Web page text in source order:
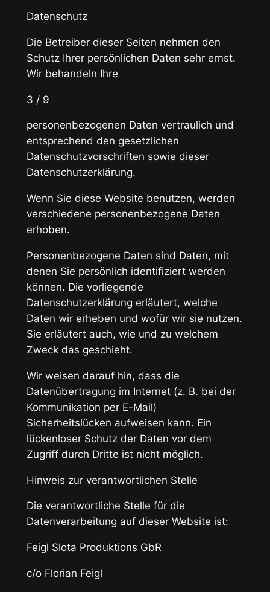
Datenschutz
Die Betreiber dieser Seiten nehmen den
Schutz Ihrer persönlichen Daten sehr ernst.
Wir behandeln Ihre
3 / 9
personenbezogenen Daten vertraulich und
entsprechend den gesetzlichen
Datenschutzvorschriften sowie dieser
Datenschutzerklärung.
Wenn Sie diese Website benutzen, werden
verschiedene personenbezogene Daten
erhoben.
Personenbezogene Daten sind Daten, mit
denen Sie persönlich identifiziert werden
können. Die vorliegende
Datenschutzerklärung erläutert, welche
Daten wir erheben und wofür wir sie nutzen.
Sie erläutert auch, wie und zu welchem
Zweck das geschieht.
Wir weisen darauf hin, dass die
Datenübertragung im Internet (z. B. bei der
Kommunikation per E-Mail)
Sicherheitslücken aufweisen kann. Ein
lückenloser Schutz der Daten vor dem
Zugriff durch Dritte ist nicht möglich.
Hinweis zur verantwortlichen Stelle
Die verantwortliche Stelle für die
Datenverarbeitung auf dieser Website ist:
Feigl Slota Produktions GbR
c/o Florian Feigl